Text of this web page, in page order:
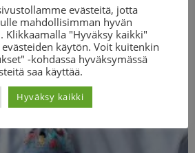
evästeitä, jotta
mahdollisimman hyvän
Klikkaamalla "Hyväksy kaikki"
evästeiden käytön. Voit kuitenkin
-kohdassa hyväksymässä
saa käyttää.
Hyväksy kaikki